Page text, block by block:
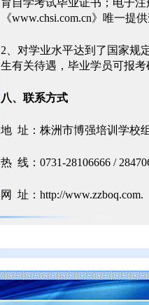
育自学考试毕业证书；电子
《www.chsi.com.cn》唯一提
2、对学业水平达到了国家规
生有关待遇，毕业学员可报
八、联系方式
地 址：株洲市博强培训学校
热 线：0731-28106666 /
网 址： http://www.zzboq.com.